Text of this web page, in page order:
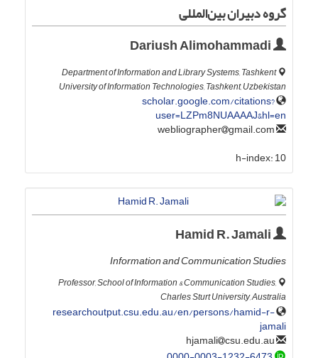
گروه دبیران بین‌المللی
Department of Information and Library Systems, Tashkent
University of Information Technologies, Tashkent, Uzbekistan
scholar.google.com/citations?
user=LZPm8NUAAAAJ&hl=en
gmail.com
h-index:10
Information and Communication Studies
Professor, School of Information & Communication Studies,
Charles Sturt University, Australia
researchoutput.csu.edu.au/en/persons/hamid-r-
jamali
csu.edu.au